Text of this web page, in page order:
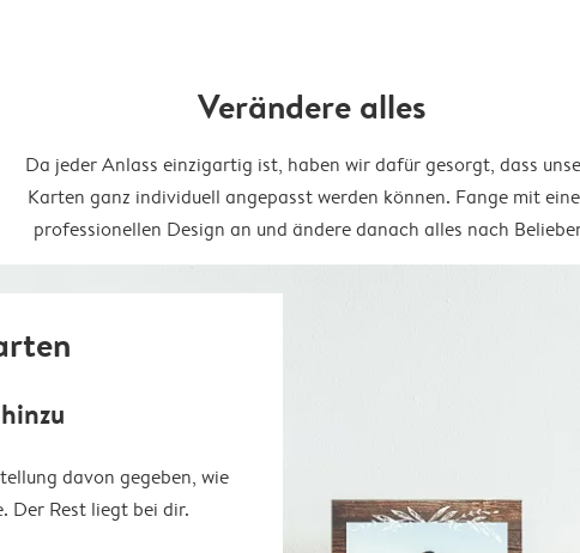
Verändere alles
Da jeder Anlass einzigartig ist, haben wir dafür gesorgt, dass
Karten ganz individuell angepasst werden können. Fange mit
professionellen Design an und ändere danach alles nach
davon gegeben, wie
Der Rest liegt bei dir.